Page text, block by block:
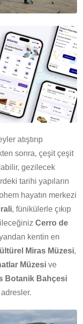
atıştırıp
sonra, çeşit çeşit
gezilecek
tarihi yapıların
hayatın merkezi
, fünikülerle çıkıp
Cerro de
kentin en
Miras Müzesi,
Müzesi ve
Botanik Bahçesi